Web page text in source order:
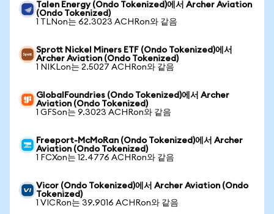
Talen Energy (Ondo Tokenized)에서 Archer Aviation
(Ondo Tokenized)
1 TLNon는 62.3023 ACHRon와 같음
Sprott Nickel Miners ETF (Ondo Tokenized)에서
Archer Aviation (Ondo Tokenized)
1 NIKLon는 2.5027 ACHRon와 같음
GlobalFoundries (Ondo Tokenized)에서 Archer
Aviation (Ondo Tokenized)
1 GFSon는 9.3023 ACHRon와 같음
Freeport-McMoRan (Ondo Tokenized)에서 Archer
Aviation (Ondo Tokenized)
1 FCXon는 12.4776 ACHRon와 같음
Vicor (Ondo Tokenized)에서 Archer Aviation (Ondo
Tokenized)
1 VICRon는 39.9016 ACHRon와 같음